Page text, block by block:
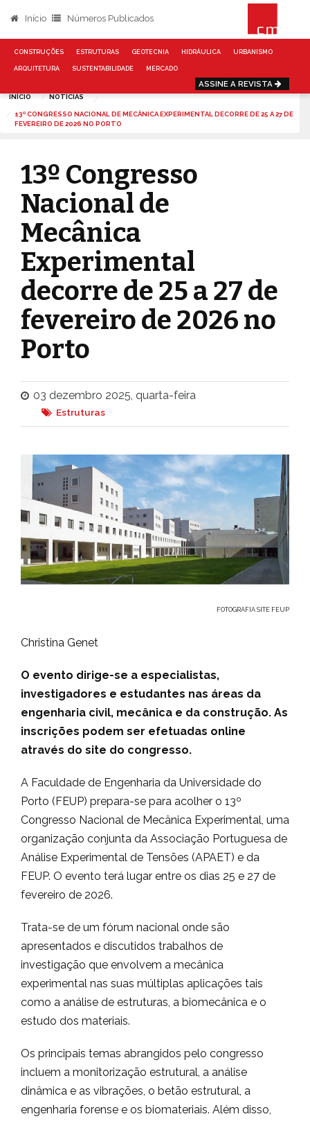
Início Números Publicados
CONSTRUÇÕES ESTRUTURAS GEOTECNIA HIDRÁULICA URBANISMO
ARQUITETURA SUSTENTABILIDADE MERCADO
ASSINE A REVISTA
INÍCIO NOTÍCIAS
13º CONGRESSO NACIONAL DE MECÂNICA EXPERIMENTAL DECORRE DE 25 A 27 DE
FEVEREIRO DE 2026 NO PORTO
13º Congresso
Nacional de
Mecânica
Experimental
decorre de 25 a 27 de
fevereiro de 2026 no
Porto
03 dezembro 2025, quarta-feira
Estruturas
FOTOGRAFIA SITE FEUP
Christina Genet
O evento dirige-se a especialistas,
investigadores e estudantes nas áreas da
engenharia civil, mecânica e da construção. As
inscrições podem ser efetuadas online
através do site do congresso.
A Faculdade de Engenharia da Universidade do
Porto (FEUP) prepara-se para acolher o 13º
Congresso Nacional de Mecânica Experimental, uma
organização conjunta da Associação Portuguesa de
Análise Experimental de Tensões (APAET) e da
FEUP. O evento terá lugar entre os dias 25 e 27 de
fevereiro de 2026.
Trata-se de um fórum nacional onde são
apresentados e discutidos trabalhos de
investigação que envolvem a mecânica
experimental nas suas múltiplas aplicações tais
como a análise de estruturas, a biomecânica e o
estudo dos materiais.
Os principais temas abrangidos pelo congresso
incluem a monitorização estrutural, a análise
dinâmica e as vibrações, o betão estrutural, a
engenharia forense e os biomateriais. Além disso,